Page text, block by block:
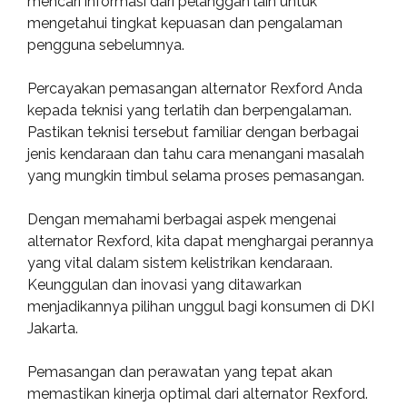
mengetahui tingkat kepuasan dan pengalaman
pengguna sebelumnya.
Percayakan pemasangan alternator Rexford Anda
kepada teknisi yang terlatih dan berpengalaman.
Pastikan teknisi tersebut familiar dengan berbagai
jenis kendaraan dan tahu cara menangani masalah
yang mungkin timbul selama proses pemasangan.
Dengan memahami berbagai aspek mengenai
alternator Rexford, kita dapat menghargai perannya
yang vital dalam sistem kelistrikan kendaraan.
Keunggulan dan inovasi yang ditawarkan
menjadikannya pilihan unggul bagi konsumen di DKI
Jakarta.
Pemasangan dan perawatan yang tepat akan
memastikan kinerja optimal dari alternator Rexford.